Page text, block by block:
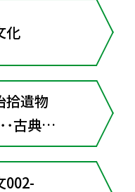
化
遺物
古典か
小説を読
３･･･
002-